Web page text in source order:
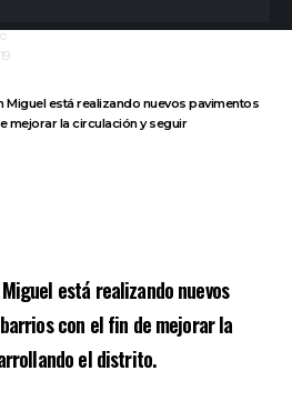
Miguel está realizando nuevos pavimentos
mejorar la circulación y seguir
está realizando nuevos
con el fin de mejorar la
el distrito.